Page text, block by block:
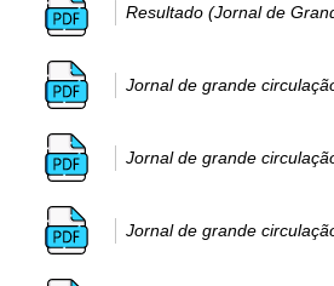
Resultado (Jornal de
Jornal de grande
Jornal de grande
Jornal de grande